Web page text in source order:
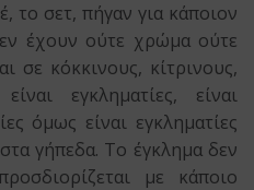
το σετ, πήγαν για κάποιον
έχουν ούτε χρώμα ούτε
σε κόκκινους, κίτρινους,
εγκληματίες, είναι
όμως είναι εγκληματίες
γήπεδα. Το έγκλημα δεν
με κάποιο